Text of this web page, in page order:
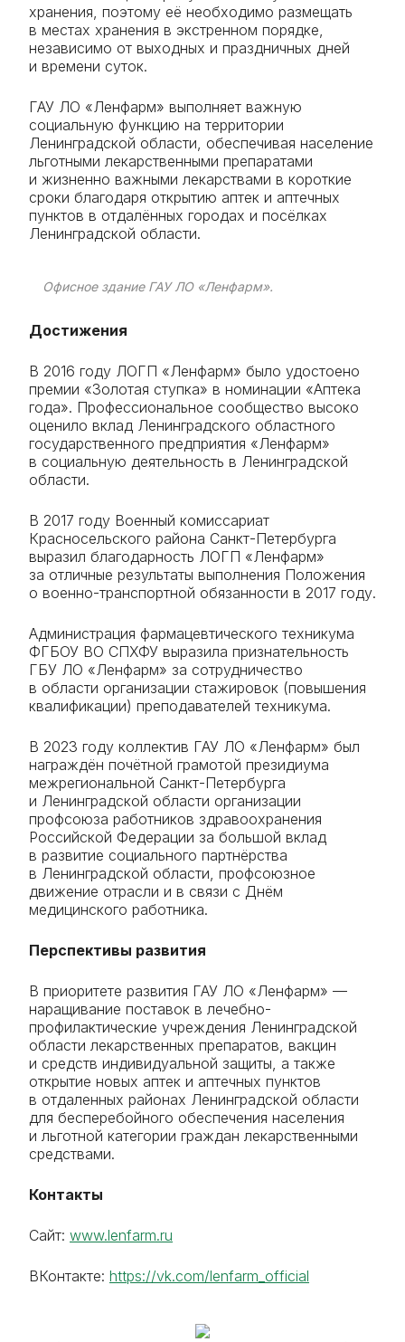
хранения, поэтому её необходимо размещать
в местах хранения в экстренном порядке,
независимо от выходных и праздничных дней
и времени суток.
ГАУ ЛО «Ленфарм» выполняет важную
социальную функцию на территории
Ленинградской области, обеспечивая население
льготными лекарственными препаратами
и жизненно важными лекарствами в короткие
сроки благодаря открытию аптек и аптечных
пунктов в отдалённых городах и посёлках
Ленинградской области.
Офисное здание ГАУ ЛО «Ленфарм».
Достижения
В 2016 году ЛОГП «Ленфарм» было удостоено
премии «Золотая ступка» в номинации «Аптека
года». Профессиональное сообщество высоко
оценило вклад Ленинградского областного
государственного предприятия «Ленфарм»
в социальную деятельность в Ленинградской
области.
В 2017 году Военный комиссариат
Красносельского района Санкт-Петербурга
выразил благодарность ЛОГП «Ленфарм»
за отличные результаты выполнения Положения
о военно-транспортной обязанности в 2017 году.
Администрация фармацевтического техникума
ФГБОУ ВО СПХФУ выразила признательность
ГБУ ЛО «Ленфарм» за сотрудничество
в области организации стажировок (повышения
квалификации) преподавателей техникума.
В 2023 году коллектив ГАУ ЛО «Ленфарм» был
награждён почётной грамотой президиума
межрегиональной Санкт-Петербурга
и Ленинградской области организации
профсоюза работников здравоохранения
Российской Федерации за большой вклад
в развитие социального партнёрства
в Ленинградской области, профсоюзное
движение отрасли и в связи с Днём
медицинского работника.
Перспективы развития
В приоритете развития ГАУ ЛО «Ленфарм» —
наращивание поставок в лечебно-
профилактические учреждения Ленинградской
области лекарственных препаратов, вакцин
и средств индивидуальной защиты, а также
открытие новых аптек и аптечных пунктов
в отдаленных районах Ленинградской области
для бесперебойного обеспечения населения
и льготной категории граждан лекарственными
средствами.
Контакты
Сайт: www.lenfarm.ru
ВКонтакте: https://vk.com/lenfarm_official